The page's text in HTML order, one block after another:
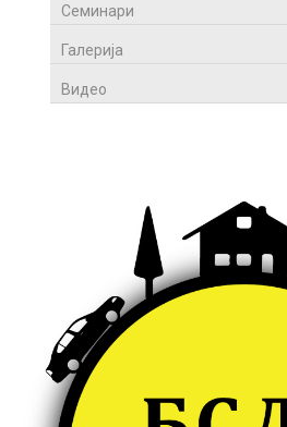
Семинари
Галерија
Видео